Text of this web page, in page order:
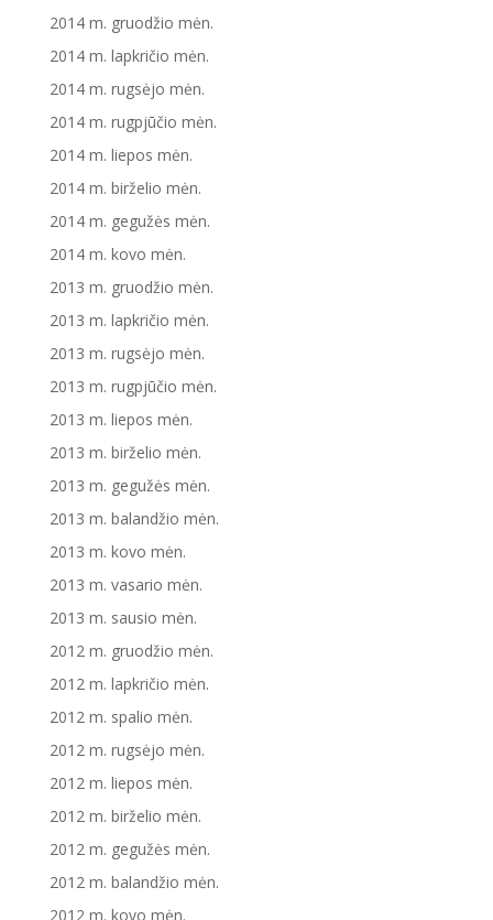
2014 m. gruodžio mėn.
2014 m. lapkričio mėn.
2014 m. rugsėjo mėn.
2014 m. rugpjūčio mėn.
2014 m. liepos mėn.
2014 m. birželio mėn.
2014 m. gegužės mėn.
2014 m. kovo mėn.
2013 m. gruodžio mėn.
2013 m. lapkričio mėn.
2013 m. rugsėjo mėn.
2013 m. rugpjūčio mėn.
2013 m. liepos mėn.
2013 m. birželio mėn.
2013 m. gegužės mėn.
2013 m. balandžio mėn.
2013 m. kovo mėn.
2013 m. vasario mėn.
2013 m. sausio mėn.
2012 m. gruodžio mėn.
2012 m. lapkričio mėn.
2012 m. spalio mėn.
2012 m. rugsėjo mėn.
2012 m. liepos mėn.
2012 m. birželio mėn.
2012 m. gegužės mėn.
2012 m. balandžio mėn.
2012 m. kovo mėn.